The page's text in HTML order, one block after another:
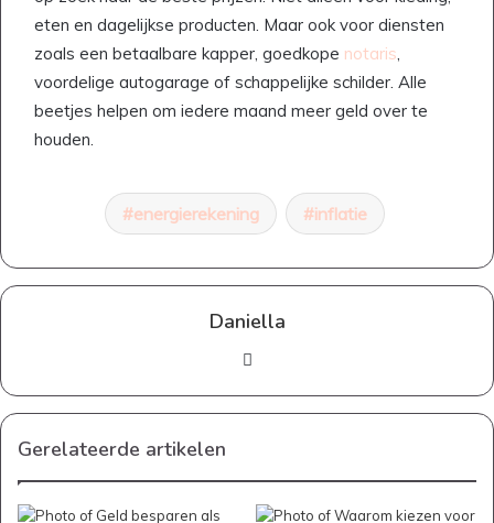
eten en dagelijkse producten. Maar ook voor diensten
zoals een betaalbare kapper, goedkope notaris
voordelige autogarage of schappelijke schilder. Alle
beetjes helpen om iedere maand meer geld over te
houden.
energierekening inflatie
Daniella
Website
Gerelateerde artikelen